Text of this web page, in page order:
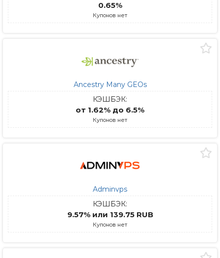
0.65%
Купонов нет
Ancestry Many GEOs
КЭШБЭК:
от 1.62% до 6.5%
Купонов нет
Adminvps
КЭШБЭК:
9.57% или 139.75 RUB
Купонов нет